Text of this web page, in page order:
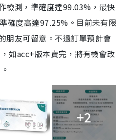
檢測，準確度達99.03%，最快
確度高達97.25%。目前未有限
朋友可留意。不過訂單預計會
如acc+版本賣完，將有機會改
+2